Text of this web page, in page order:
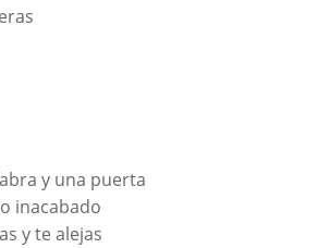
y una puerta
inacabado
y te alejas